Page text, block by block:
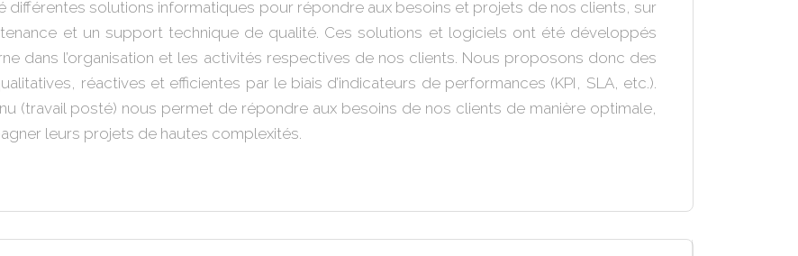
différentes solutions informatiques pour répondre aux besoins et projets de nos clients, sur
et un support technique de qualité. Ces solutions et logiciels ont été développés
dans l’organisation et les activités respectives de nos clients. Nous proposons donc des
réactives et efficientes par le biais d’indicateurs de performances (KPI, SLA, etc.).
(travail posté) nous permet de répondre aux besoins de nos clients de manière optimale,
leurs projets de hautes complexités.